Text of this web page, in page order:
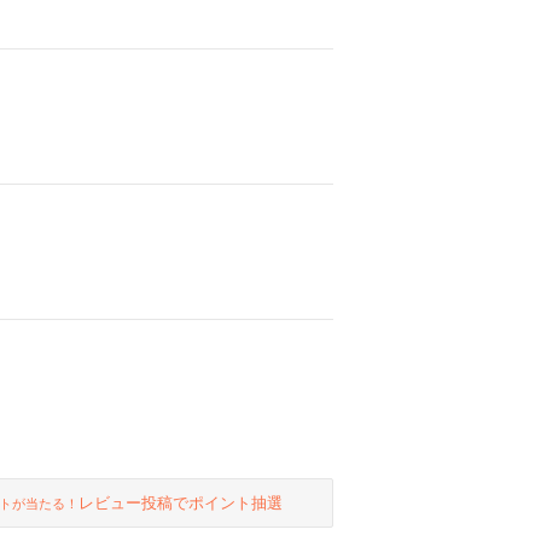
が当たる！ レビュー投稿でポイント抽選